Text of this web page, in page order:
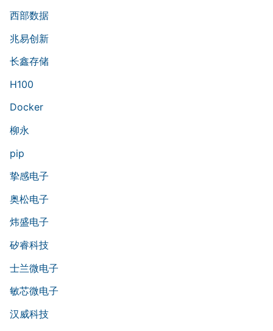
西部数据
兆易创新
长鑫存储
H100
Docker
柳永
pip
挚感电子
奥松电子
炜盛电子
矽睿科技
士兰微电子
敏芯微电子
汉威科技